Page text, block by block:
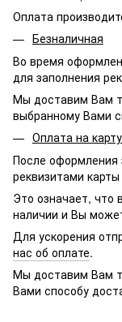
Оплата
Безналичная
Во время
для заполнения
Мы доставим Вам
выбранному Вами
Оплата на
После оформления
реквизитами
Это означает, что
наличии и Вы
Для ускорения
нас об оплате.
Мы доставим Вам
Вами способу